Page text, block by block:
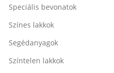
Speciális bevonatok
Színes lakkok
Segédanyagok
Színtelen lakkok